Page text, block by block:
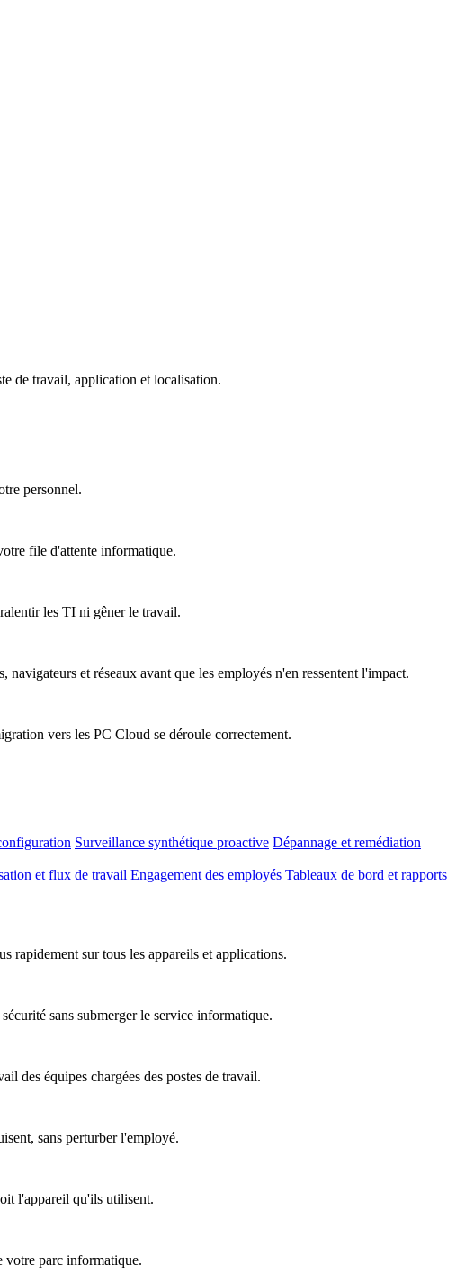
de travail, application et localisation.
personnel.
file d'attente informatique.
les TI ni gêner le travail.
et réseaux avant que les employés n'en ressentent l'impact.
vers les PC Cloud se déroule correctement.
Surveillance synthétique proactive Dépannage et remédiation
et flux de travail Engagement des employés Tableaux de bord et rapports
rapidement sur tous les appareils et applications.
sans submerger le service informatique.
des équipes chargées des postes de travail.
sans perturber l'employé.
l'appareil qu'ils utilisent.
votre parc informatique.